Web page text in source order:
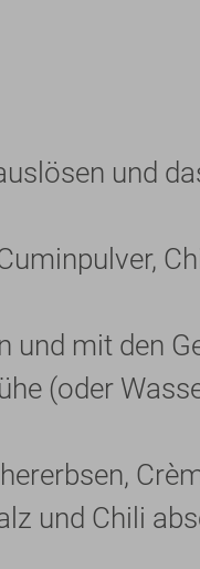
und
und mit den
(oder
und Chili